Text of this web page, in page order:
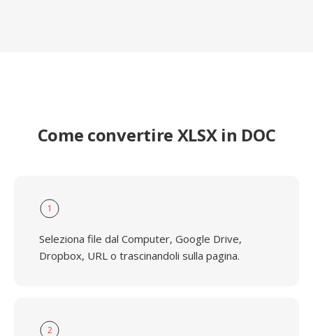
Come convertire XLSX in DOC
1
Seleziona file dal Computer, Google Drive,
Dropbox, URL o trascinandoli sulla pagina.
2